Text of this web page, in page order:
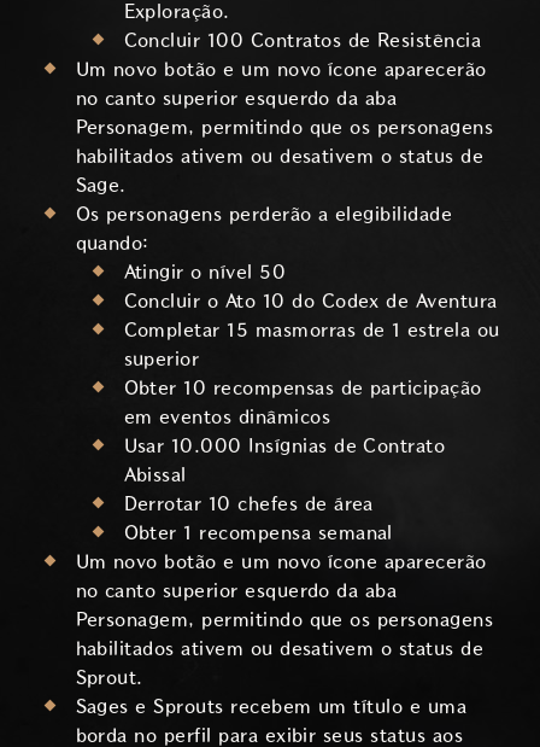
Exploração.
Concluir 100 Contratos de Resistência
Um novo botão e um novo ícone aparecerão
no canto superior esquerdo da aba
Personagem, permitindo que os personagens
habilitados ativem ou desativem o status de
Sage.
Os personagens perderão a elegibilidade
quando:
Atingir o nível 50
Concluir o Ato 10 do Codex de Aventura
Completar 15 masmorras de 1 estrela ou
superior
Obter 10 recompensas de participação
em eventos dinâmicos
Usar 10.000 Insígnias de Contrato
Abissal
Derrotar 10 chefes de área
Obter 1 recompensa semanal
Um novo botão e um novo ícone aparecerão
no canto superior esquerdo da aba
Personagem, permitindo que os personagens
habilitados ativem ou desativem o status de
Sprout.
Sages e Sprouts recebem um título e uma
borda no perfil para exibir seus status aos